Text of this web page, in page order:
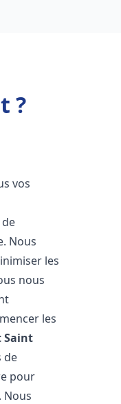
?
vos
Nous
les
nous
les
Saint
de
pour
Nous